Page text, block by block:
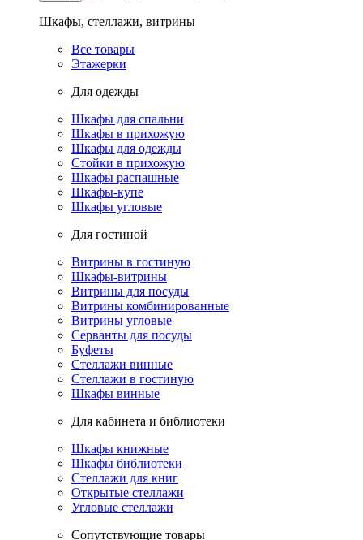
Шкафы, стеллажи, витрины
Все товары
Этажерки
Для одежды
Шкафы для спальни
Шкафы в прихожую
Шкафы для одежды
Стойки в прихожую
Шкафы распашные
Шкафы-купе
Шкафы угловые
Для гостиной
Витрины в гостиную
Шкафы-витрины
Витрины для посуды
Витрины комбинированные
Витрины угловые
Серванты для посуды
Буфеты
Стеллажи винные
Стеллажи в гостиную
Шкафы винные
Для кабинета и библиотеки
Шкафы книжные
Шкафы библиотеки
Стеллажи для книг
Открытые стеллажи
Угловые стеллажи
Сопутствующие товары